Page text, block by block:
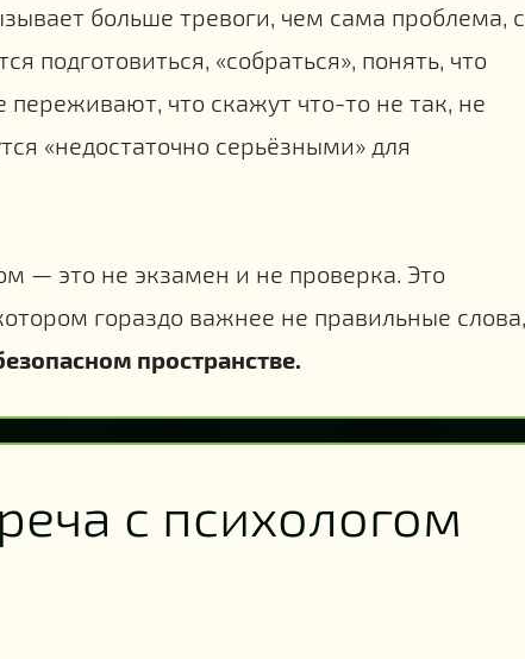
больше тревоги, чем сама проблема, с
подготовиться, «собраться», понять, что
переживают, что скажут что-то не так, не
«недостаточно серьёзными» для
— это не экзамен и не проверка. Это
гораздо важнее не правильные слова,
пространстве.
с психологом